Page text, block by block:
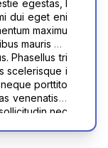
placerat,
vestibulu
elementum ia
justo nec
purus ut
cursus, nisl
velit in dui. S
sed, viverra
eget dignissi
lectus f
luctus maxi
accumsa
sceleri
egestas, l
dui eget eni
maximu
mauris ma
fames ac
varius co
sed commod
at eros ultri
vel odio auct
Phasellus tri
scelerisque i
porttito
venenatis h
nec